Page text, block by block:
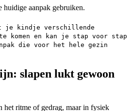
aanpak gebruiken.
je kindje verschillende
komen en kan je stap voor stap
die voor het hele gezin
slapen lukt gewoon
het ritme of gedrag, maar in fysiek